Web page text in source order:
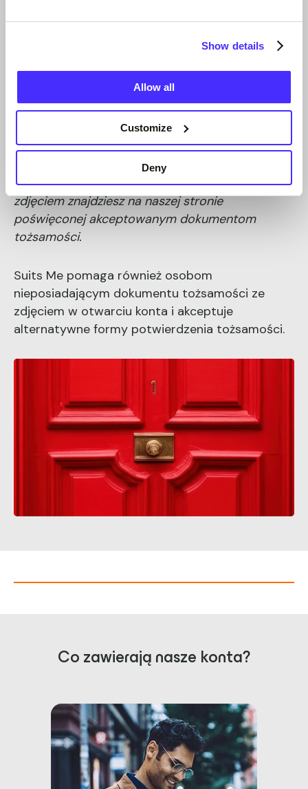
Show details
Allow all
Customize
Deny
✅ Jeden dokument tożsamości ze zdjęciem — w
celu potwierdzenia Twojej tożsamości, a nie
✅ Selfie — w celu porównania z dokumentem
To wszystko. Żadnych dokumentów. Żadnych
rachunków. Żadnych pism z urzędu gminy.
Szczegółowe informacje na temat
akceptowanych dokumentów tożsamościze
zdjęciemznajdziesznanaszejstronie
poświęconej akceptowanym dokumentom
tożsamości.
Suits Me pomaga również osobom
nieposiadającym dokumentu tożsamości ze
zdjęciem w otwarciu konta i akceptuje
alternatywne formy potwierdzenia tożsamości.
Co zawierają nasze konta?